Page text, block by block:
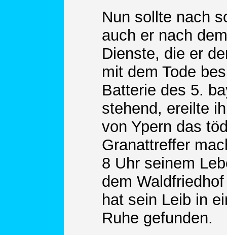
Nun sollte nach
auch er nach
Dienste, die er
mit dem Tode
Batterie des 5.
stehend, ereilte
von Ypern das
Granattreffer
8 Uhr seinem
dem
hat sein Leib in
Ruhe gefunden.